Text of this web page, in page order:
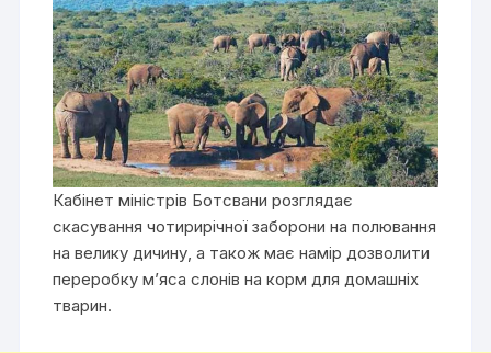
Кабінет міністрів Ботсвани розглядає
скасування чотирирічної заборони на полювання
на велику дичину, а також має намір дозволити
переробку м’яса слонів на корм для домашніх
тварин.